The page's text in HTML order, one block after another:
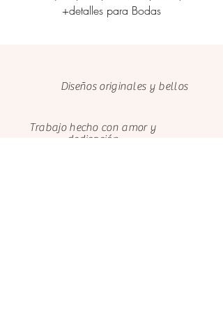
+detalles para Bodas
Diseños originales y bellos
Trabajo hecho con amor y
dedicación